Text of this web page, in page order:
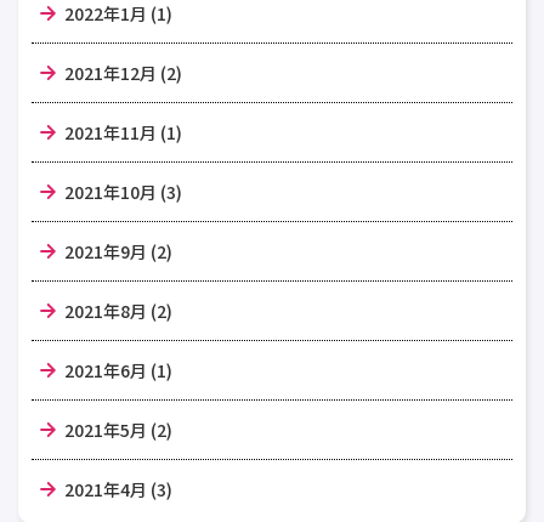
2022年1月 (1)
2021年12月 (2)
2021年11月 (1)
2021年10月 (3)
2021年9月 (2)
2021年8月 (2)
2021年6月 (1)
2021年5月 (2)
2021年4月 (3)